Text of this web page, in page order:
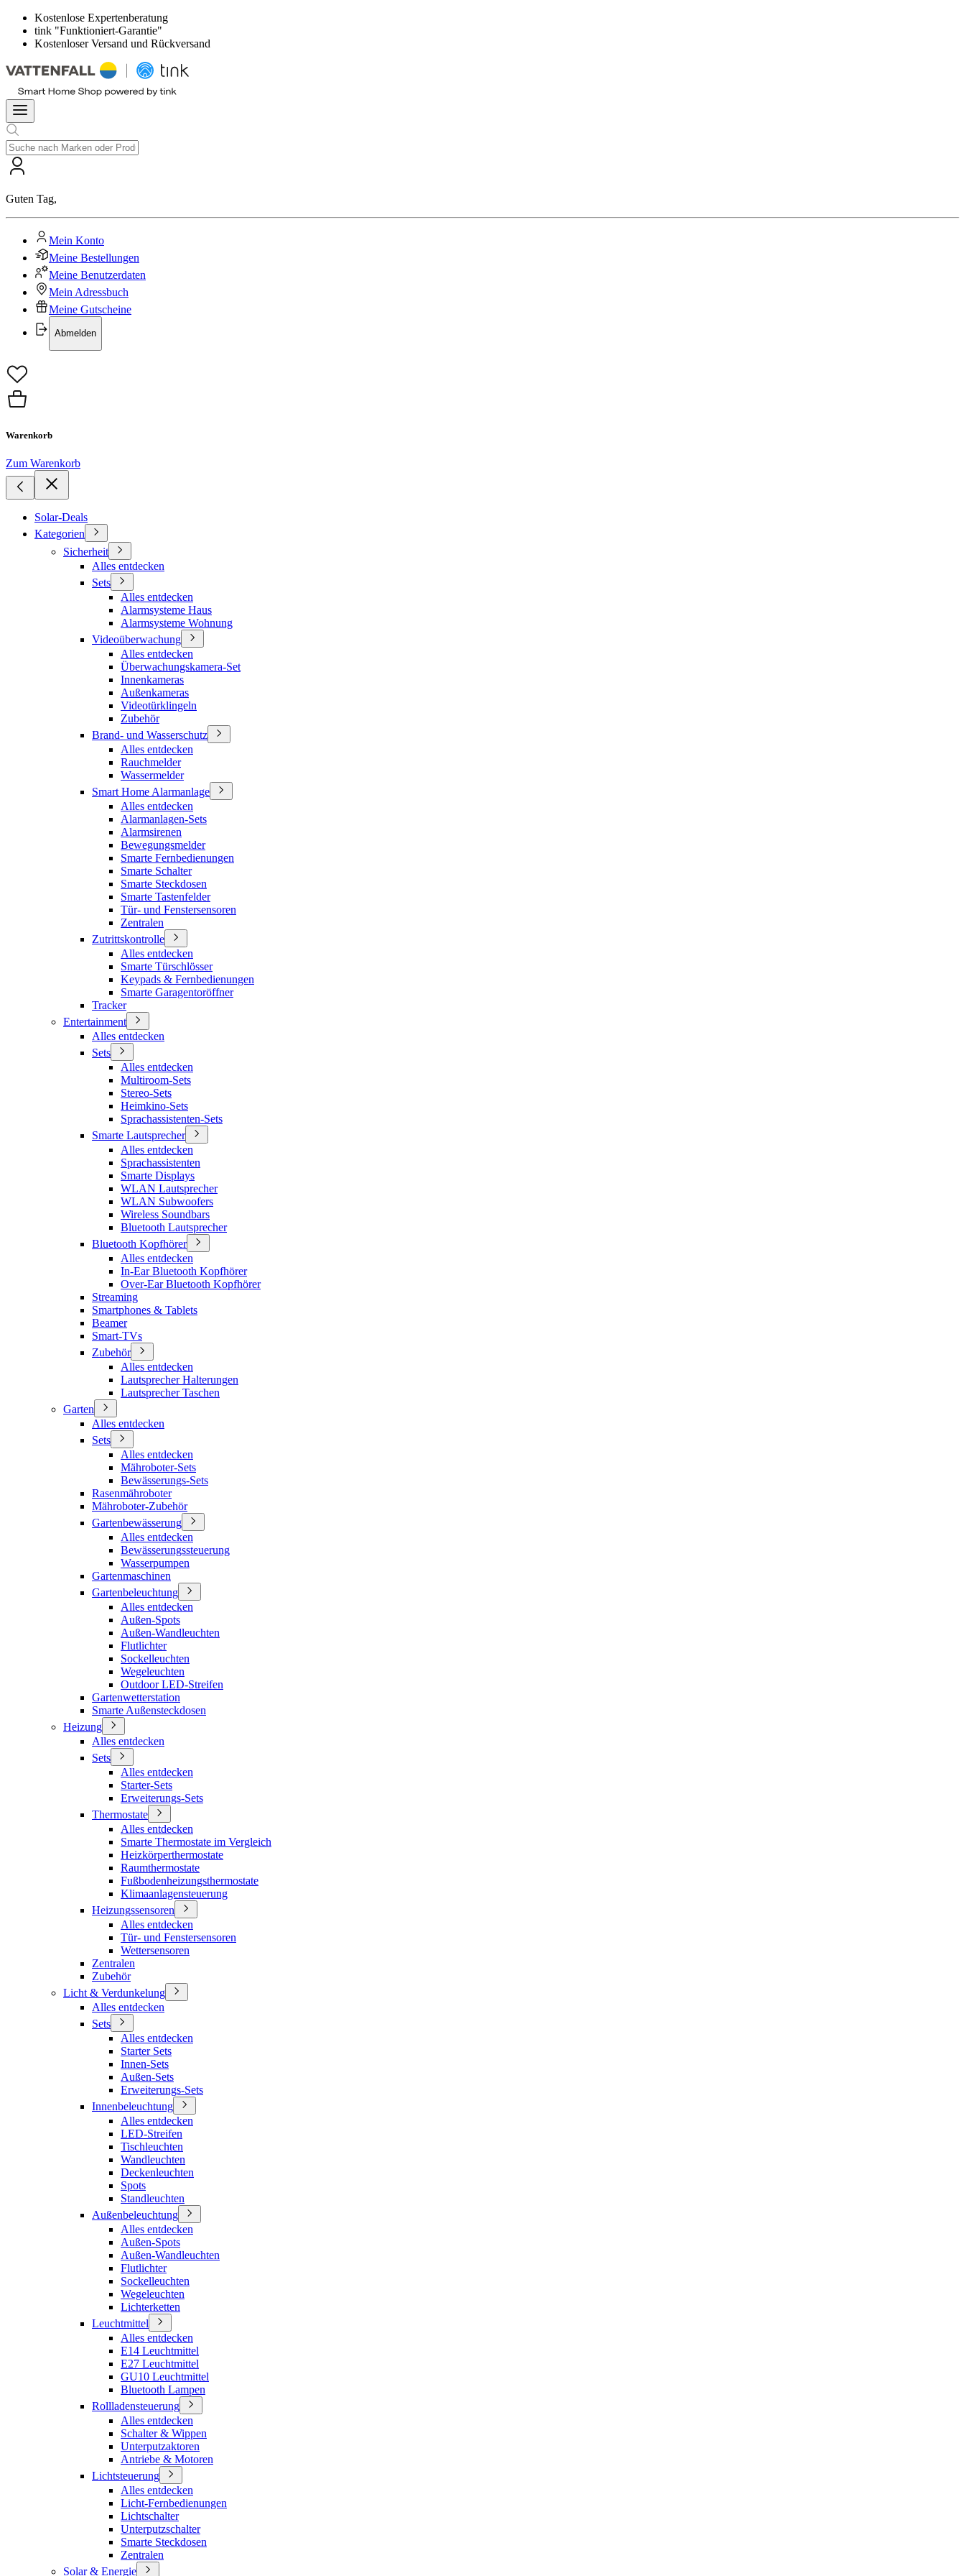
Kostenlose Expertenberatung
tink "Funktioniert-Garantie"
Kostenloser Versand und Rückversand
Guten Tag,
Mein Konto
Meine Bestellungen
Meine Benutzerdaten
Mein Adressbuch
Meine Gutscheine
Abmelden
Warenkorb
Zum Warenkorb
Solar-Deals
Kategorien
Sicherheit
Alles entdecken
Sets
Alles entdecken
Alarmsysteme Haus
Alarmsysteme Wohnung
Videoüberwachung
Alles entdecken
Überwachungskamera-Set
Innenkameras
Außenkameras
Videotürklingeln
Zubehör
Brand- und Wasserschutz
Alles entdecken
Rauchmelder
Wassermelder
Smart Home Alarmanlage
Alles entdecken
Alarmanlagen-Sets
Alarmsirenen
Bewegungsmelder
Smarte Fernbedienungen
Smarte Schalter
Smarte Steckdosen
Smarte Tastenfelder
Tür- und Fenstersensoren
Zentralen
Zutrittskontrolle
Alles entdecken
Smarte Türschlösser
Keypads & Fernbedienungen
Smarte Garagentoröffner
Tracker
Entertainment
Alles entdecken
Sets
Alles entdecken
Multiroom-Sets
Stereo-Sets
Heimkino-Sets
Sprachassistenten-Sets
Smarte Lautsprecher
Alles entdecken
Sprachassistenten
Smarte Displays
WLAN Lautsprecher
WLAN Subwoofers
Wireless Soundbars
Bluetooth Lautsprecher
Bluetooth Kopfhörer
Alles entdecken
In-Ear Bluetooth Kopfhörer
Over-Ear Bluetooth Kopfhörer
Streaming
Smartphones & Tablets
Beamer
Smart-TVs
Zubehör
Alles entdecken
Lautsprecher Halterungen
Lautsprecher Taschen
Garten
Alles entdecken
Sets
Alles entdecken
Mähroboter-Sets
Bewässerungs-Sets
Rasenmähroboter
Mähroboter-Zubehör
Gartenbewässerung
Alles entdecken
Bewässerungssteuerung
Wasserpumpen
Gartenmaschinen
Gartenbeleuchtung
Alles entdecken
Außen-Spots
Außen-Wandleuchten
Flutlichter
Sockelleuchten
Wegeleuchten
Outdoor LED-Streifen
Gartenwetterstation
Smarte Außensteckdosen
Heizung
Alles entdecken
Sets
Alles entdecken
Starter-Sets
Erweiterungs-Sets
Thermostate
Alles entdecken
Smarte Thermostate im Vergleich
Heizkörperthermostate
Raumthermostate
Fußbodenheizungsthermostate
Klimaanlagensteuerung
Heizungssensoren
Alles entdecken
Tür- und Fenstersensoren
Wettersensoren
Zentralen
Zubehör
Licht & Verdunkelung
Alles entdecken
Sets
Alles entdecken
Starter Sets
Innen-Sets
Außen-Sets
Erweiterungs-Sets
Innenbeleuchtung
Alles entdecken
LED-Streifen
Tischleuchten
Wandleuchten
Deckenleuchten
Spots
Standleuchten
Außenbeleuchtung
Alles entdecken
Außen-Spots
Außen-Wandleuchten
Flutlichter
Sockelleuchten
Wegeleuchten
Lichterketten
Leuchtmittel
Alles entdecken
E14 Leuchtmittel
E27 Leuchtmittel
GU10 Leuchtmittel
Bluetooth Lampen
Rollladensteuerung
Alles entdecken
Schalter & Wippen
Unterputzaktoren
Antriebe & Motoren
Lichtsteuerung
Alles entdecken
Licht-Fernbedienungen
Lichtschalter
Unterputzschalter
Smarte Steckdosen
Zentralen
Solar & Energie